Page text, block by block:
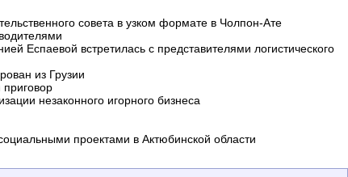
совета в узком формате в Чолпон-Ате
Еспаевой встретилась с представителями логистического
из Грузии
незаконного игорного бизнеса
проектами в Актюбинской области